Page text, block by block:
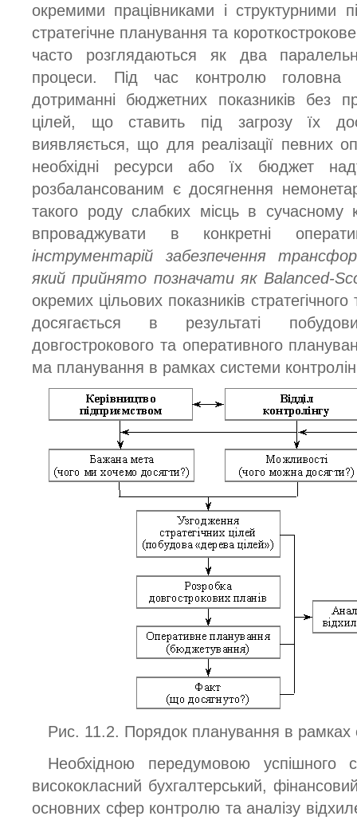
окремими працівниками і структурними
стратегічне планування та
часто розглядаються як два
процеси. Під час контролю головна
дотриманні бюджетних показників без
цілей, що ставить під загрозу їх
виявляється, що для реалізації певних
необхідні ресурси або їх бюджет
розбалансованим є досягнення
такого роду слабких місць в сучасному
впроваджувати в конкретні
інструментарій забезпечення
який прийнято позначати як Balanced-
окремих цільових показників
досягається в результаті
довгострокового та оперативного
ма планування в рамках системи
Рис. 11.2. Порядок планування в рамках
Необхідною передумовою успішного
висококласний бухгалтерський,
основних сфер контролю та аналізу